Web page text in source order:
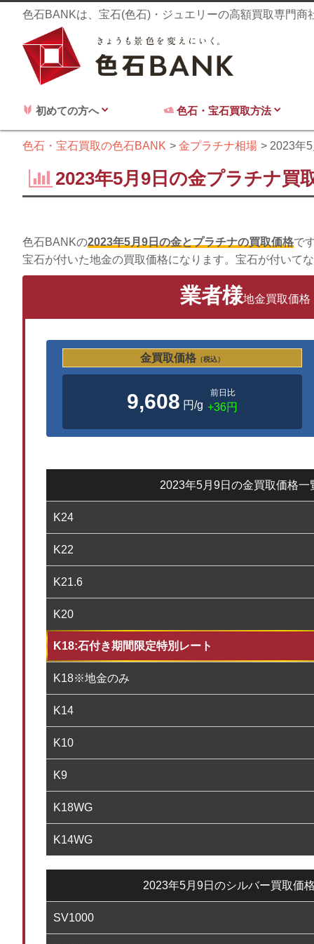
色石BANKは、宝石(色石)・ジュエリーの高額買取専門商
初めての方へ 色石・宝石買取方法
色石・宝石買取の色石BANK 金プラチナ相場 2023年5
2023年5月9日の金プラチナ買
色石BANKの2023年5月9日の金とプラチナの買取価格で
宝石が付いた地金の買取価格になります。宝石が付いて
業者様地金買取価格
金買取価格（税込）
9,608 円/g
前日比
+36円
2023年5月9日の金買取価格一
K24
K22
K21.6
K20
K18:石付き期間限定特別レート
K18※地金のみ
K14
K10
K9
K18WG
K14WG
2023年5月9日のシルバー買取価
SV1000